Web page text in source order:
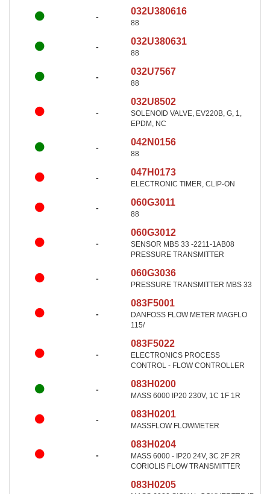
- 032U380616
88
- 032U380631
88
- 032U7567
88
-
032U8502
SOLENOID VALVE, EV220B, G, 1,
EPDM, NC
- 042N0156
88
- 047H0173
ELECTRONIC TIMER, CLIP-ON
- 060G3011
88
-
060G3012
SENSOR MBS 33 -2211-1AB08
PRESSURE TRANSMITTER
- 060G3036
PRESSURE TRANSMITTER MBS 33
-
083F5001
DANFOSS FLOW METER MAGFLO
115/
-
083F5022
ELECTRONICS PROCESS
CONTROL - FLOW CONTROLLER
- 083H0200
MASS 6000 IP20 230V, 1C 1F 1R
- 083H0201
MASSFLOW FLOWMETER
-
083H0204
MASS 6000 - IP20 24V, 3C 2F 2R
CORIOLIS FLOW TRANSMITTER
083H0205